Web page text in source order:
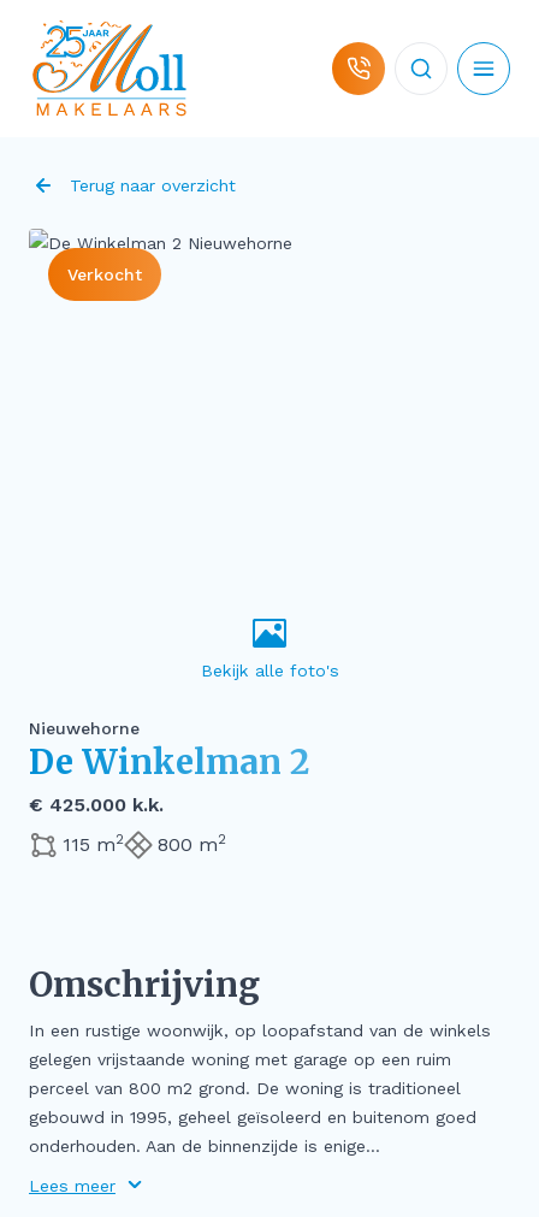
Terug naar overzicht
Verkocht
Nieuwehorne
De Winkelman 2
€ 425.000 k.k.
115 m2 800 m2
Omschrijving
In een rustige woonwijk, op loopafstand van de winkels
gelegen vrijstaande woning met garage op een ruim
perceel van 800 m2 grond. De woning is traditioneel
gebouwd in 1995, geheel geïsoleerd en buitenom goed
onderhouden. Aan de binnenzijde is enige...
Lees meer